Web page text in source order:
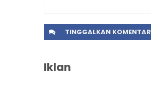
TINGGALKAN KOMENTAR
Iklan